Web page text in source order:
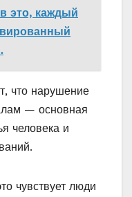
это, каждый
что нарушение
— основная
человека и
чувствует люди